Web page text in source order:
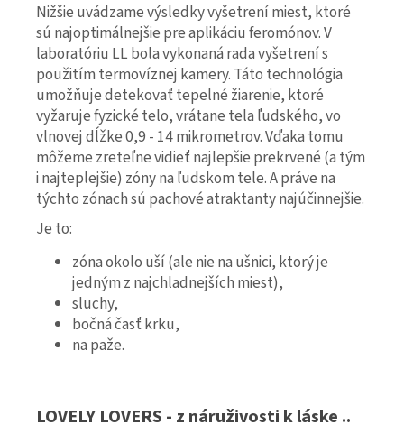
Nižšie uvádzame výsledky vyšetrení miest, ktoré
sú najoptimálnejšie pre aplikáciu feromónov. V
laboratóriu LL bola vykonaná rada vyšetrení s
použitím termovíznej kamery. Táto technológia
umožňuje detekovať tepelné žiarenie, ktoré
vyžaruje fyzické telo, vrátane tela ľudského, vo
vlnovej dĺžke 0,9 - 14 mikrometrov. Vďaka tomu
môžeme zreteľne vidieť najlepšie prekrvené (a tým
i najteplejšie) zóny na ľudskom tele. A práve na
týchto zónach sú pachové atraktanty najúčinnejšie.
Je to:
zóna okolo uší (ale nie na ušnici, ktorý je
jedným z najchladnejších miest),
sluchy,
bočná časť krku,
na paže.
LOVELY LOVERS - z náruživosti k láske ..